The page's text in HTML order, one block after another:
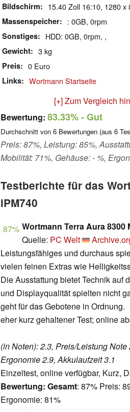
Bildschirm 15.40 Zoll 16:10, 1280
Massenspeicher : 0GB, 0rpm
Sonstiges HDD: 0GB, 0rpm, ,
Gewicht 3 kg
Preis 0 Euro
Links Wortmann Startseite
[+] Zum Vergleich
Bewertung: 83.33%- Gut
Durchschnitt von 6 Bewertungen (aus 6
Preis: 87%, Leistung: 85%,
Mobilität: 71%, Gehäuse: - %,
Testberichte für das
iPM740
87% Wortmann Terra Aura 8300
Quelle: PC Welt
Leistungsfähiges und durchaus
vielen feinen Extras wie
Die Ausstattung bietet Technik auf
und Displayqualität spielten nicht
geht für das Gebotene in Ordnung.
eher kurz gehaltener Test; online
(in Noten): 2.3, Preis/Leistung
Ergonomie 2.9, Akkulaufzeit 3.1
Einzeltest, online verfügbar, Kurz,
Bewertung: Gesamt: 87% Preis:
Ergonomie: 81%